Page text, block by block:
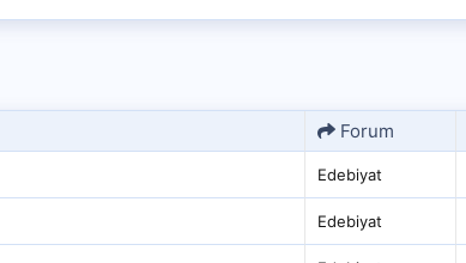
Forum
Edebiyat
Edebiyat